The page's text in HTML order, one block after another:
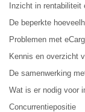
Inzicht in rentabiliteit
De beperkte
Problemen met
Kennis en overzicht
De samenwerking
Wat is er nodig voor
Concurrentiepositie